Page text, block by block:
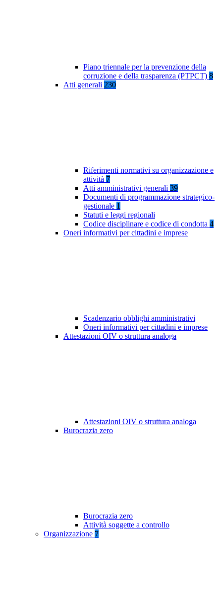
Piano triennale per la prevenzione della
corruzione e della trasparenza (PTPCT) 8
Atti generali 230
Riferimenti normativi su organizzazione e
attività 7
Atti amministrativi generali 39
Documenti di programmazione strategico-
gestionale 1
Statuti e leggi regionali
Codice disciplinare e codice di condotta 4
Oneri informativi per cittadini e imprese
Scadenzario obblighi amministrativi
Oneri informativi per cittadini e imprese
Attestazioni OIV o struttura analoga
Attestazioni OIV o struttura analoga
Burocrazia zero
Burocrazia zero
Attività soggette a controllo
Organizzazione 7